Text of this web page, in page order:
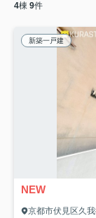
4棟 9件
新築一戸建
NEW
京都市伏見区久